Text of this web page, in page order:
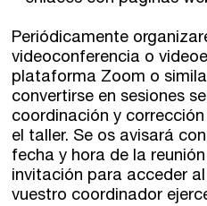
Periódicamente
videoconferencia o
plataforma Zoom o
convertirse en sesiones
coordinación y
el taller. Se os avisará
fecha y hora de la
invitación para acceder
vuestro coordinador